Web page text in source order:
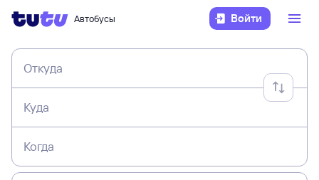
Автобусы Войти
Откуда
Куда
Когда